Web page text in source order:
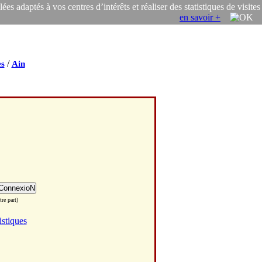
adaptés à vos centres d’intérêts et réaliser des statistiques de visites
en savoir +
/ Ain
part)